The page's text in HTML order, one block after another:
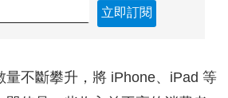
立即訂閱
量不斷攀升，將 iPhone、iPad 等